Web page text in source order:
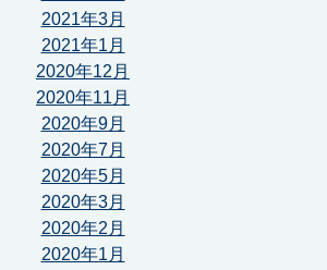
2021年3月
2021年1月
2020年12月
2020年11月
2020年9月
2020年7月
2020年5月
2020年3月
2020年2月
2020年1月